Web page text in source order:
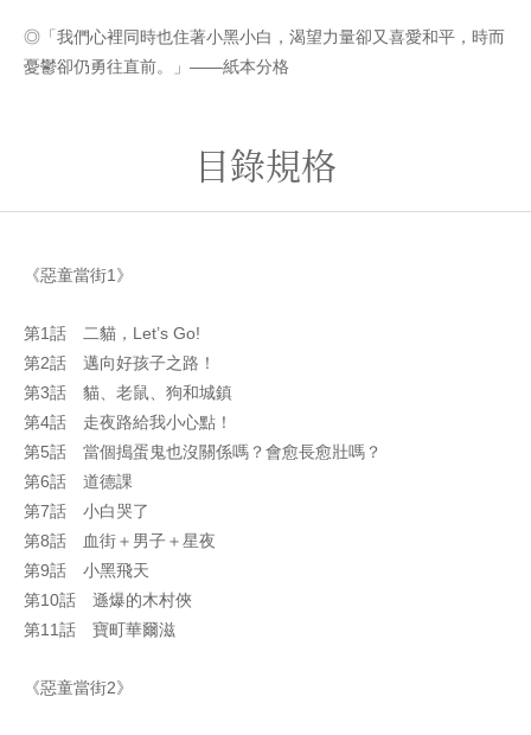
◎「我們心裡同時也住著小黑小白，渴望力量卻又喜愛和平，時而
憂鬱卻仍勇往直前。」——紙本分格
目錄規格
《惡童當街1》
第1話 二貓，Let’s Go!
第2話 邁向好孩子之路！
第3話 貓、老鼠、狗和城鎮
第4話 走夜路給我小心點！
第5話 當個搗蛋鬼也沒關係嗎？會愈長愈壯嗎？
第6話 道德課
第7話 小白哭了
第8話 血街＋男子＋星夜
第9話 小黑飛天
第10話 遜爆的木村俠
第11話 寶町華爾滋
《惡童當街2》